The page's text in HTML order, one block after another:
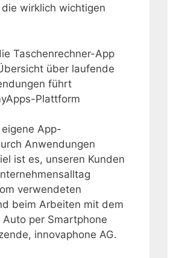
wirklich wichtigen
Taschenrechner-App
über laufende
führt
Plattform
App-
Anwendungen
ist es, unseren Kunden
verwendeten
beim Arbeiten mit dem
per Smartphone
innovaphone AG.